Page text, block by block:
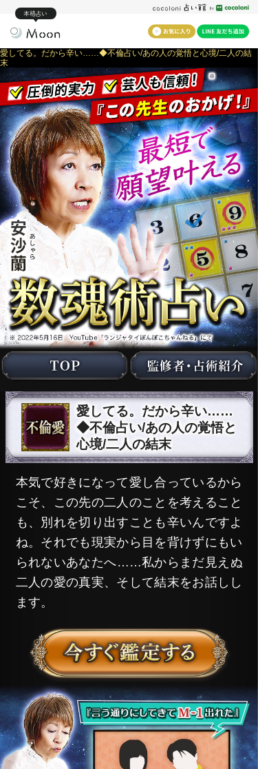
本格占い
愛してる。だから辛い……◆不倫占い/あの人の覚悟と心境/二人の結
末
愛してる。だから辛い……
◆不倫占い/あの人の覚悟と
心境/二人の結末
本気で好きになって愛し合っているから
こそ、この先の二人のことを考えること
も、別れを切り出すことも辛いんですよ
ね。それでも現実から目を背けずにもい
られないあなたへ……私からまだ見えぬ
二人の愛の真実、そして結末をお話しし
ます。